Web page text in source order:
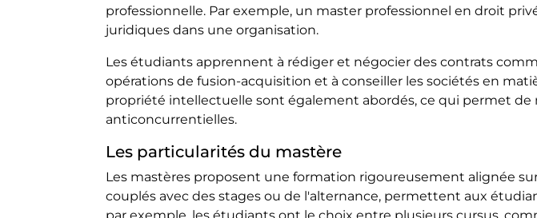
professionnelle. Par exemple, un master professionnel en droit
juridiques dans une organisation.
Les étudiants apprennent à rédiger et négocier des contrats
opérations de fusion-acquisition et à conseiller les sociétés en
propriété intellectuelle sont également abordés, ce qui permet
anticoncurrentielles.
Les particularités du mastère
Les mastères proposent une formation rigoureusement alignée
couplés avec des stages ou de l'alternance, permettent aux